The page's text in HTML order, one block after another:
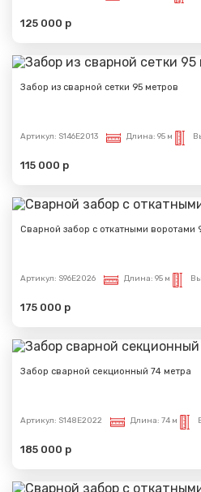
125 000 р
Забор из сварной сетки 95 метров
Артикул: S146E2013 Длина: 95 м
115 000 р
Сварной забор с откатными воротами
Артикул: S96E2026 Длина: 95 м
175 000 р
Забор сварной секционный 74 метра
Артикул: S148E2022 Длина: 74 м
185 000 р
Сообщение
Вами.